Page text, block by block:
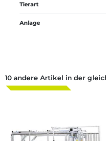
Tierart
Anlage
10 andere Artikel in der